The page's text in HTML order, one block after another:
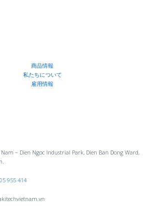
商品情報
私たちについて
雇用情報
Nam – Dien Ngoc Industrial Park, Dien Ban Dong Ward,
955 414